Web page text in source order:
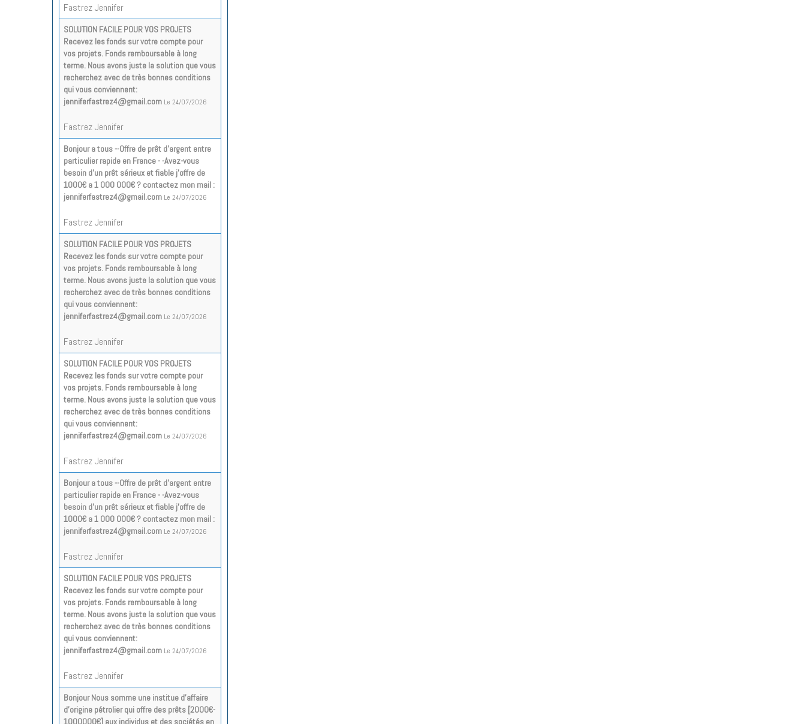
Fastrez Jennifer
SOLUTION FACILE POUR VOS PROJETS
Recevez les fonds sur votre compte pour
vos projets. Fonds remboursable à long
terme. Nous avons juste la solution que vous
recherchez avec de très bonnes conditions
qui vous conviennent:
jenniferfastrez4@gmail.com Le 24/07/2026
Fastrez Jennifer
Bonjour a tous --Offre de prêt d'argent entre
particulier rapide en France - -Avez-vous
besoin d'un prêt sérieux et fiable j'offre de
1000€ a 1 000 000€ ? contactez mon mail :
jenniferfastrez4@gmail.com Le 24/07/2026
Fastrez Jennifer
SOLUTION FACILE POUR VOS PROJETS
Recevez les fonds sur votre compte pour
vos projets. Fonds remboursable à long
terme. Nous avons juste la solution que vous
recherchez avec de très bonnes conditions
qui vous conviennent:
jenniferfastrez4@gmail.com Le 24/07/2026
Fastrez Jennifer
SOLUTION FACILE POUR VOS PROJETS
Recevez les fonds sur votre compte pour
vos projets. Fonds remboursable à long
terme. Nous avons juste la solution que vous
recherchez avec de très bonnes conditions
qui vous conviennent:
jenniferfastrez4@gmail.com Le 24/07/2026
Fastrez Jennifer
Bonjour a tous --Offre de prêt d'argent entre
particulier rapide en France - -Avez-vous
besoin d'un prêt sérieux et fiable j'offre de
1000€ a 1 000 000€ ? contactez mon mail :
jenniferfastrez4@gmail.com Le 24/07/2026
Fastrez Jennifer
SOLUTION FACILE POUR VOS PROJETS
Recevez les fonds sur votre compte pour
vos projets. Fonds remboursable à long
terme. Nous avons juste la solution que vous
recherchez avec de très bonnes conditions
qui vous conviennent:
jenniferfastrez4@gmail.com Le 24/07/2026
Fastrez Jennifer
Bonjour Nous somme une institue d’affaire
d’origine pétrolier qui offre des prêts [2000€-
1000000€] aux individus et des sociétés en